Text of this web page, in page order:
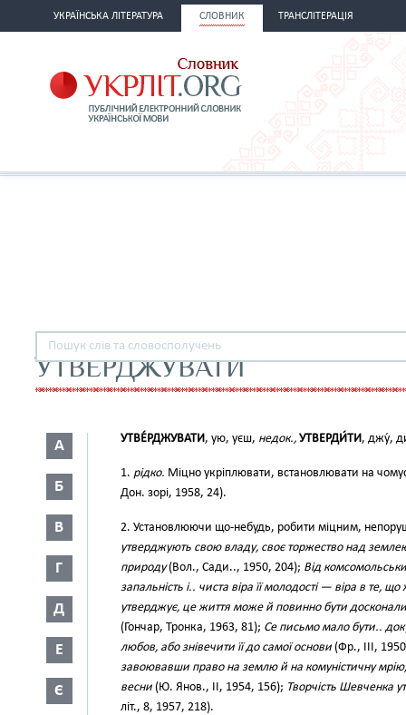
УКРАЇНСЬКА ЛІТЕРАТУРА СЛОВНИК ТРАНСЛІТЕРАЦІЯ
УТВЕРДЖУВАТИ
А
Б
В
Г
Д
Е
Є
УТВЕ́РДЖУВАТИ, ую, уєш, недок., УТВЕРДИ́ТИ, джу́,
1. рідко. Міцно укріплювати, встановлювати на
Дон. зорі, 1958, 24).
2. Установлюючи що-небудь, робити міцним,
утверджують свою владу, своє торжество над
природу(Вол., Сади.., 1950, 204); Від
запальність і.. чиста віра її молодості — віра в те,
утверджує, це життя може й повинно бути
(Гончар, Тронка, 1963, 81); Се письмо мало бути..
любов, або знівечити її до самої основи (Фр., III,
завоювавши право на землю й на комуністичну
весни (Ю. Янов., II, 1954, 156); Творчість Шевченка
літ., 8, 1957, 218).